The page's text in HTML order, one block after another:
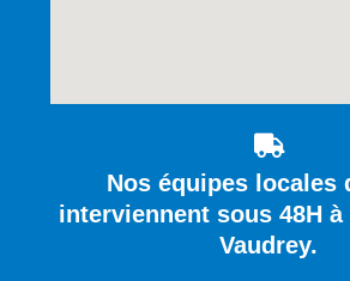
Nos équipes locales
interviennent sous 48H
Vaudrey.